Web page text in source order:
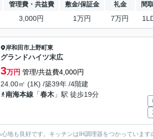
管理費・共益費 敷金/保証金 礼金 間
3,000円 1万円 7万円
岸和田市上野町東
グランドハイツ末広
3万円 管理/共益費4,000円
24.00㎡ (1K) /築39年 /4階建
南海本線 「春木 」駅 徒歩19分
地も良好です。キッチンはIH調理器をつかっていま